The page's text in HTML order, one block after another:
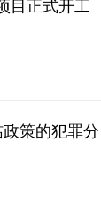
目正式开工
策的犯罪分